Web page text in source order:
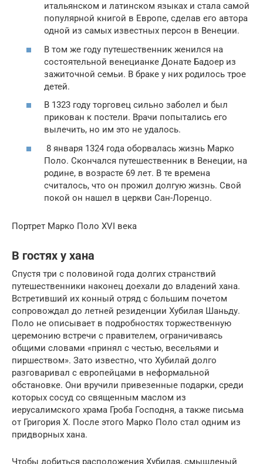
итальянском и латинском языках и стала самой
популярной книгой в Европе, сделав его автора
одной из самых известных персон в Венеции.
В том же году путешественник женился на
состоятельной венецианке Донате Бадоер из
зажиточной семьи. В браке у них родилось трое
детей.
В 1323 году торговец сильно заболел и был
прикован к постели. Врачи попытались его
вылечить, но им это не удалось.
8 января 1324 года оборвалась жизнь Марко
Поло. Скончался путешественник в Венеции, на
родине, в возрасте 69 лет. В те времена
считалось, что он прожил долгую жизнь. Свой
покой он нашел в церкви Сан-Лоренцо.
Портрет Марко Поло XVI века
В гостях у хана
Спустя три с половиной года долгих странствий
путешественники наконец доехали до владений хана.
Встретивший их конный отряд с большим почетом
сопровождал до летней резиденции Хубилая Шаньду.
Поло не описывает в подробностях торжественную
церемонию встречи с правителем, ограничиваясь
общими словами «принял с честью, весельями и
пиршеством». Зато известно, что Хубилай долго
разговаривал с европейцами в неформальной
обстановке. Они вручили привезенные подарки, среди
которых сосуд со священным маслом из
иерусалимского храма Гроба Господня, а также письма
от Григория Х. После этого Марко Поло стал одним из
придворных хана.
Чтобы добиться расположения Хубилая, смышленый